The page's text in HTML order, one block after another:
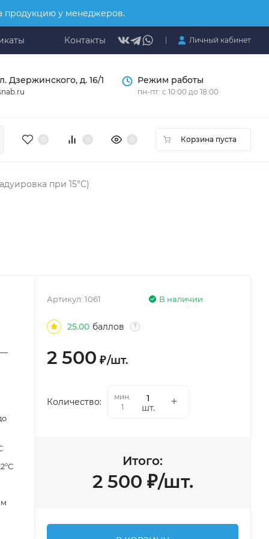
продукцию у менеджеров.
Контакты Личный кабинет
Дзержинского, д. 16/1 Режим работы
пн-пт: с 10:00 до 18:00
Корзина пуста
при 15°C)
—
В наличии
Артикул:1061
25.00 баллов ?
2 500 ₽/шт.
Количество:
мин.
1
шт.
Итого:
2 500 ₽/шт.